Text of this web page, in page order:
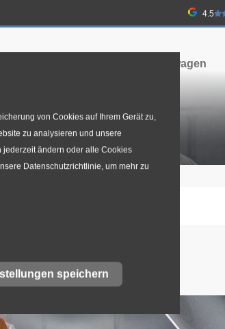
von Cookies auf Ihrem Gerät zu,
zu analysieren und unsere
jederzeit ändern oder alle Cookies
Datenschutzrichtlinie, um mehr zu
speichern
4.5
Firmenwagen